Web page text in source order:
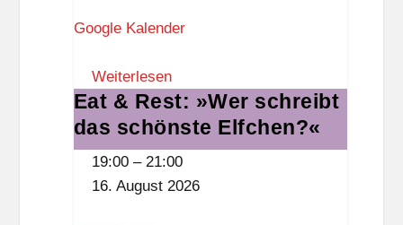
i
K
n
o
Google Kalender
Weiterlesen
Eat
&
Rest:
Eat & Rest: »Wer schreibt
das schönste Elfchen?«
19:00 – 21:00
16. August 2026